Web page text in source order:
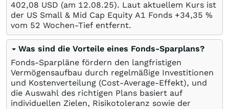
402,08 USD (am 12.08.25). Laut aktuellem Kurs ist
der US Small & Mid Cap Equity A1 Fonds +34,35 %
vom 52 Wochen-Tief entfernt.
Was sind die Vorteile eines Fonds-Sparplans?
Fonds-Sparpläne fördern den langfristigen
Vermögensaufbau durch regelmäßige Investitionen
und Kostenverteilung (Cost-Average-Effekt), und
die Auswahl des richtigen Plans basiert auf
individuellen Zielen, Risikotoleranz sowie der